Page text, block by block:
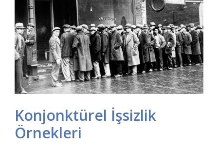
Konjonktürel İşsizlik
Örnekleri